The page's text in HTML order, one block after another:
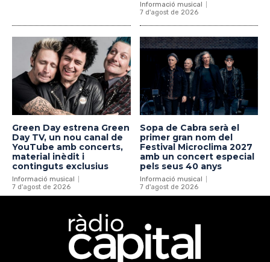
Informació musical
7 d'agost de 2026
Green Day estrena Green
Day TV, un nou canal de
YouTube amb concerts,
material inèdit i
continguts exclusius
Informació musical
7 d'agost de 2026
Sopa de Cabra serà el
primer gran nom del
Festival Microclima 2027
amb un concert especial
pels seus 40 anys
Informació musical
7 d'agost de 2026